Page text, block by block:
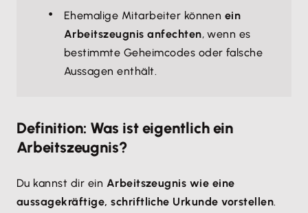
Ehemalige Mitarbeiter können ein
Arbeitszeugnis anfechten, wenn es
bestimmte Geheimcodes oder falsche
Aussagen enthält.
Definition: Was ist eigentlich ein
Arbeitszeugnis?
Du kannst dir ein Arbeitszeugnis wie eine
aussagekräftige, schriftliche Urkunde vorstellen.